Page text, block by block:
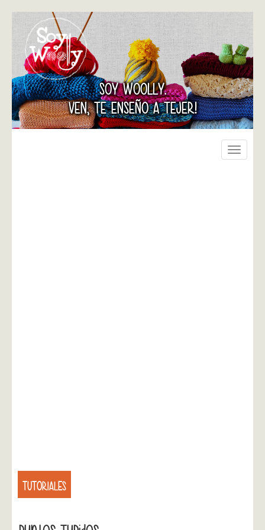
SOY WOOLLY.
VEN, TE ENSEÑO A TEJER!
Toggle
TUTORIALES